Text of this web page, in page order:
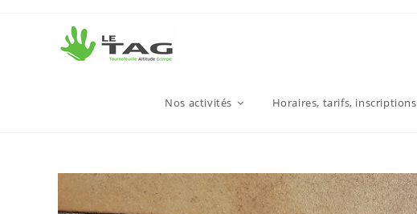
Nos activités Horaires, tarifs, inscriptions